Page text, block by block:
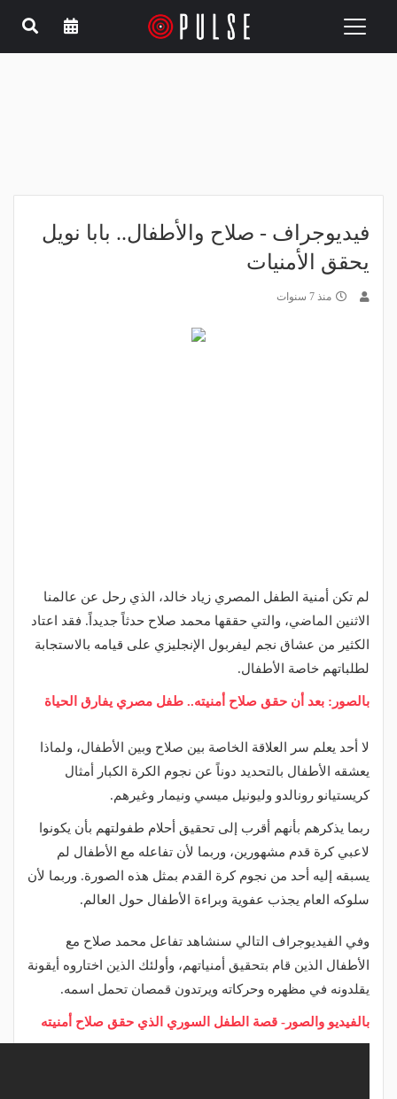
Toggle
فيديوجراف - صلاح والأطفال.. بابا نويل
يحقق الأمنيات
منذ 7 سنوات
لم تكن أمنية الطفل المصري زياد خالد، الذي رحل عن عالمنا
الاثنين الماضي، والتي حققها محمد صلاح حدثاً جديداً. فقد اعتاد
الكثير من عشاق نجم ليفربول الإنجليزي على قيامه بالاستجابة
لطلباتهم خاصة الأطفال.
بالصور: بعد أن حقق صلاح أمنيته.. طفل مصري يفارق الحياة
لا أحد يعلم سر العلاقة الخاصة بين صلاح وبين الأطفال، ولماذا
يعشقه الأطفال بالتحديد دوناً عن نجوم الكرة الكبار أمثال
كريستيانو رونالدو وليونيل ميسي ونيمار وغيرهم.
ربما يذكرهم بأنهم أقرب إلى تحقيق أحلام طفولتهم بأن يكونوا
لاعبي كرة قدم مشهورين، وربما لأن تفاعله مع الأطفال لم
يسبقه إليه أحد من نجوم كرة القدم بمثل هذه الصورة. وربما لأن
سلوكه العام يجذب عفوية وبراءة الأطفال حول العالم.
وفي الفيديوجراف التالي سنشاهد تفاعل محمد صلاح مع
الأطفال الذين قام بتحقيق أمنياتهم، وأولئك الذين اختاروه أيقونة
يقلدونه في مظهره وحركاته ويرتدون قمصان تحمل اسمه.
بالفيديو والصور- قصة الطفل السوري الذي حقق صلاح أمنيته